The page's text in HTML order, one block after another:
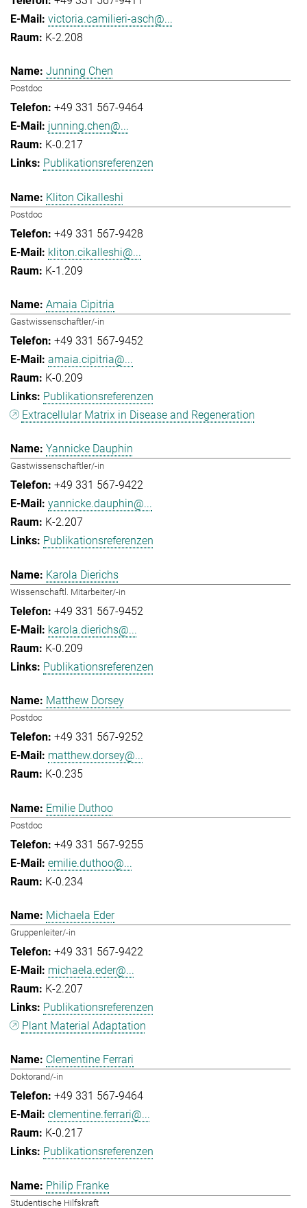
victoria.camilieri-asch@...
K-2.208
Junning Chen
Postdoc
+49 331 567-9464
junning.chen@...
K-0.217
Publikationsreferenzen
Kliton Cikalleshi
Postdoc
+49 331 567-9428
kliton.cikalleshi@...
K-1.209
Amaia Cipitria
Gastwissenschaftler/-in
+49 331 567-9452
amaia.cipitria@...
K-0.209
Publikationsreferenzen
Extracellular Matrix in Disease and Regeneration
Yannicke Dauphin
Gastwissenschaftler/-in
+49 331 567-9422
yannicke.dauphin@...
K-2.207
Publikationsreferenzen
Karola Dierichs
Wissenschaftl. Mitarbeiter/-in
+49 331 567-9452
karola.dierichs@...
K-0.209
Publikationsreferenzen
Matthew Dorsey
Postdoc
+49 331 567-9252
matthew.dorsey@...
K-0.235
Emilie Duthoo
Postdoc
+49 331 567-9255
emilie.duthoo@...
K-0.234
Michaela Eder
Gruppenleiter/-in
+49 331 567-9422
michaela.eder@...
K-2.207
Publikationsreferenzen
Plant Material Adaptation
Clementine Ferrari
Doktorand/-in
+49 331 567-9464
clementine.ferrari@...
K-0.217
Publikationsreferenzen
Philip Franke
Studentische Hilfskraft